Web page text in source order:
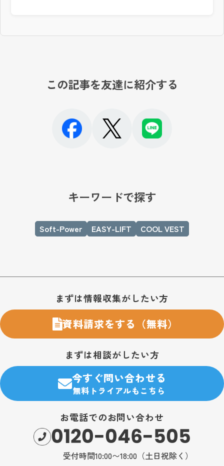
この記事を友達に紹介する
キーワードで探す
Soft-Power EASY-LIFT COOL VEST
まずは情報収集がしたい方
資料請求をする（無料）
まずは相談がしたい方
今すぐ問い合わせる
無料トライアルもこちら
お電話でのお問い合わせ
0120-046-505
受付時間10:00〜18:00（土日祝除く）